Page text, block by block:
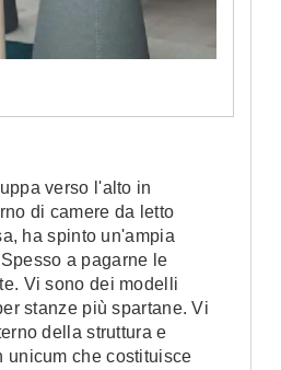
verso l'alto in
di camere da letto
ha spinto un'ampia
a pagarne le
Vi sono dei modelli
stanze più spartane. Vi
della struttura e
unicum che costituisce